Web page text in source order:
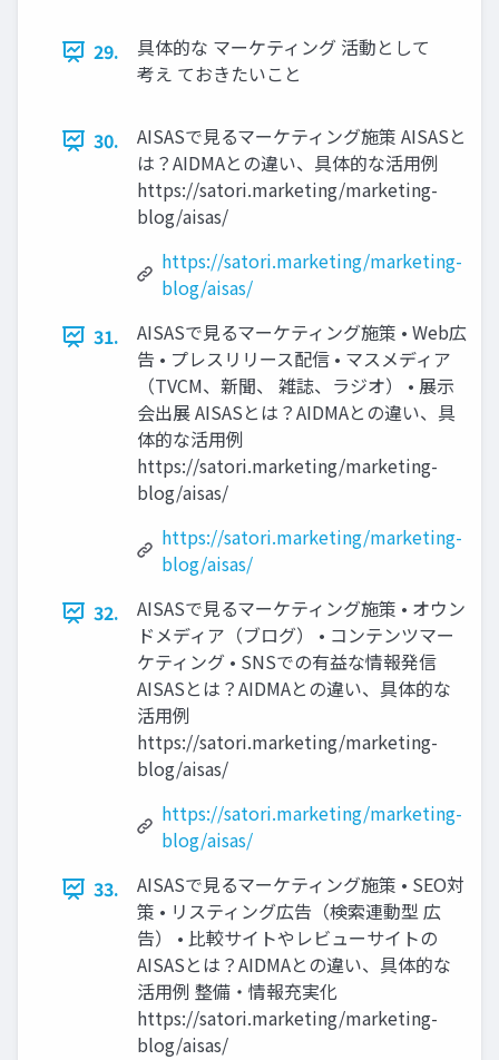
29.
具体的な マーケティング 活動として
考え ておきたいこと
30.
AISASで見るマーケティング施策 AISASと
は？AIDMAとの違い、具体的な活用例
https://satori.marketing/marketing-
blog/aisas/
https://satori.marketing/marketing-
blog/aisas/
31.
AISASで見るマーケティング施策 • Web広
告 • プレスリリース配信 • マスメディア
（TVCM、新聞、 雑誌、ラジオ） • 展示
会出展 AISASとは？AIDMAとの違い、具
体的な活用例
https://satori.marketing/marketing-
blog/aisas/
https://satori.marketing/marketing-
blog/aisas/
32.
AISASで見るマーケティング施策 • オウン
ドメディア（ブログ） • コンテンツマー
ケティング • SNSでの有益な情報発信
AISASとは？AIDMAとの違い、具体的な
活用例
https://satori.marketing/marketing-
blog/aisas/
https://satori.marketing/marketing-
blog/aisas/
33.
AISASで見るマーケティング施策 • SEO対
策 • リスティング広告（検索連動型 広
告） • 比較サイトやレビューサイトの
AISASとは？AIDMAとの違い、具体的な
活用例 整備・情報充実化
https://satori.marketing/marketing-
blog/aisas/